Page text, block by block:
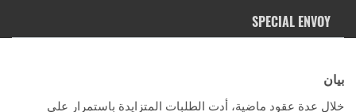
SPECIAL ENVOY
بيان
خلال عدة عقود ماضية، أدت الطلبات المتزايدة باستمرار على